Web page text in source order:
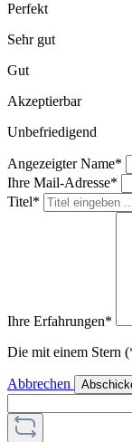
Perfekt
Sehr gut
Gut
Akzeptierbar
Unbefriedigend
Angezeigter Name*
Ihre Mail-Adresse*
Titel*
Ihre Erfahrungen*
Die mit einem Stern
Abbrechen